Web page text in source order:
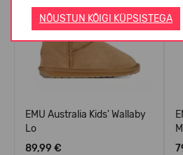
NÕUSTUN KÕIGI KÜPSISTEGA
EMU Australia Kids' Wallaby
Lo
89,99 €